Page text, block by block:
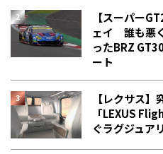
【スーパー
ェイ 誰も悪
った――BRZ
ート
【レクサス
「LEXUS
ぐラグジュア